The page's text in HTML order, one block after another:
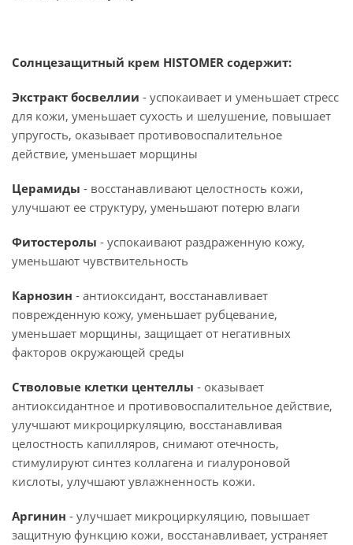
Солнцезащитный крем HISTOMER содержит:
Экстракт босвеллии - успокаивает и уменьшает стресс
для кожи, уменьшает сухость и шелушение, повышает
упругость, оказывает противовоспалительное
действие, уменьшает морщины
Церамиды - восстанавливают целостность кожи,
улучшают ее структуру, уменьшают потерю влаги
Фитостеролы - успокаивают раздраженную кожу,
уменьшают чувствительность
Карнозин - антиоксидант, восстанавливает
поврежденную кожу, уменьшает рубцевание,
уменьшает морщины, защищает от негативных
факторов окружающей среды
Стволовые клетки центеллы - оказывает
антиоксидантное и противовоспалительное действие,
улучшают микроциркуляцию, восстанавливая
целостность капилляров, снимают отечность,
стимулируют синтез коллагена и гиалуроновой
кислоты, улучшают увлажненность кожи.
Аргинин - улучшает микроциркуляцию, повышает
защитную функцию кожи, восстанавливает, устраняет